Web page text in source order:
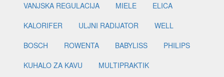
VANJSKA REGULACIJA
MIELE
ELICA
KALORIFER
ULJNI RADIJATOR
WELL
BOSCH
ROWENTA BABYLISS
PHILIPS
KUHALO ZA KAVU
MULTIPRAKTIK